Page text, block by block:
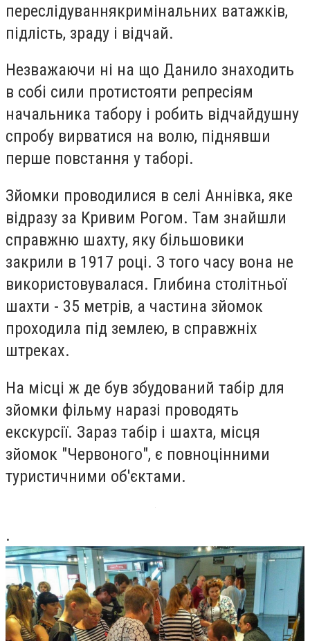
переслідуваннякримінальних ватажків,
підлість, зраду і відчай.
Незважаючи ні на що Данило знаходить
в собі сили протистояти репресіям
начальника табору і робить відчайдушну
спробу вирватися на волю, піднявши
перше повстання у таборі.
Зйомки проводилися в селі Аннівка, яке
відразу за Кривим Рогом. Там знайшли
справжню шахту, яку більшовики
закрили в 1917 році. З того часу вона не
використовувалася. Глибина столітньої
шахти - 35 метрів, а частина зйомок
проходила під землею, в справжніх
штреках.
На місці ж де був збудований табір для
зйомки фільму наразі проводять
екскурсії. Зараз табір і шахта, місця
зйомок "Червоного", є повноцінними
туристичними об'єктами.
.